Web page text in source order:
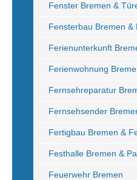
Fenster Bremen &
Fensterbau Bremen
Ferienunterkunft
Ferienwohnung
Fernsehreparatur
Fernsehsender
Fertigbau Bremen &
Festhalle Bremen &
Feuerwehr Bremen